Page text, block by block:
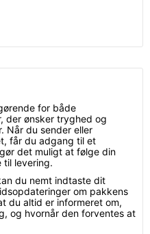
for både
der ønsker tryghed og
Når du sender eller
får du adgang til et
det muligt at følge din
til levering.
du nemt indtaste dit
om pakkens
du altid er informeret om,
og hvornår den forventes at